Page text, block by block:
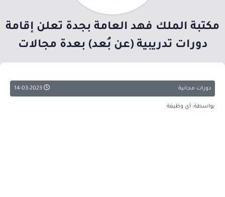
مكتبة الملك فهد العامة بجدة تعلن إقامة
دورات تدريبية (عن بُعد) بعدة مجالات
دورات مجانية
بواسطة: أي وظيفة